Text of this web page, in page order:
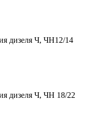
дизеля Ч, ЧН12/14
дизеля Ч, ЧН 18/22